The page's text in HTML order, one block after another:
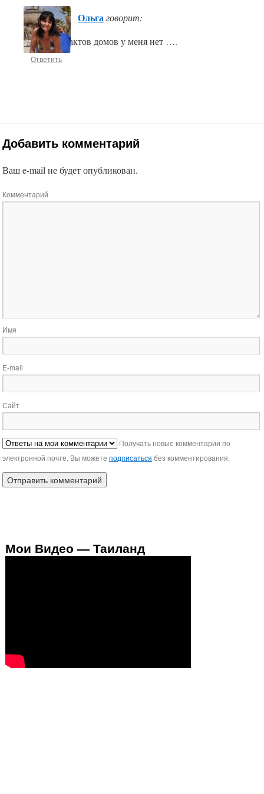
Ольгаговорит:
Нет, контактов домов у меня нет ….
Ответить
Добавить комментарий
Ваш e-mail не будет опубликован.
Комментарий
Имя
E-mail
Сайт
Получать новые комментарии по
электронной почте. Вы можете подписаться без комментирования.
Мои Видео — Таиланд